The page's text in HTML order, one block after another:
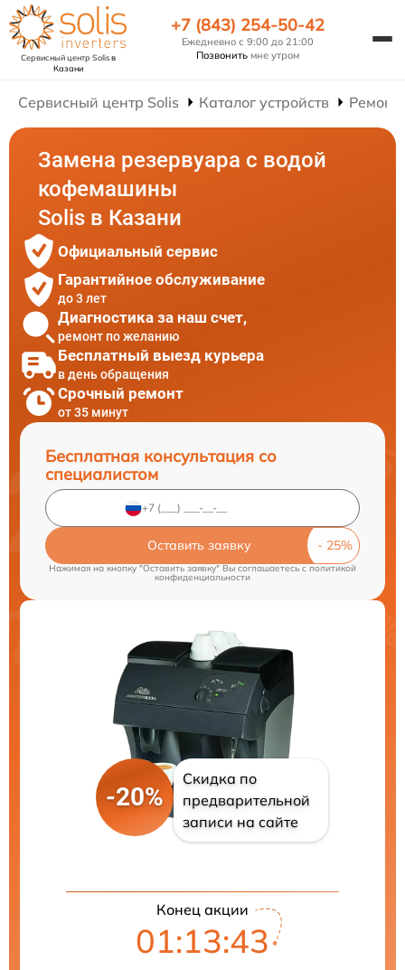
Сервисный центр Solisв
Казани
+7 (843) 254-50-42
Ежедневно с 9:00 до 21:00
Позвонить мне утром
Сервисный центр Solis Каталог устройств
Замена резервуара с водой
кофемашины
Solis в Казани
Официальный сервис
Гарантийное обслуживание
до 3 лет
Диагностика за наш счет,
ремонт по желанию
Бесплатный выезд курьера
в день обращения
Срочный ремонт
от 35 минут
Бесплатная консультация со
специалистом
Оставить заявку
Нажимая на кнопку "Оставить заявку" Вы соглашаетесь cполитикой
конфиденциальности
-20%
Скидка по
предварительной
записи на сайте
Конец акции
01:13:43